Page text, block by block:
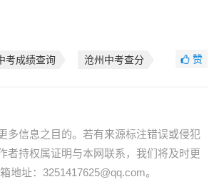
考成绩查询 沧州中考查分 赞
多信息之目的。若有来源标注错误或侵犯
者持权属证明与本网联系，我们将及时更
地址：3251417625@qq.com。